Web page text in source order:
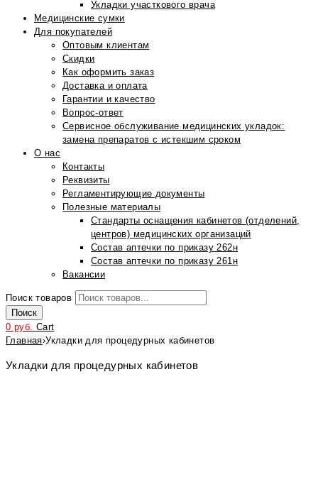
Укладки участкового врача
Медицинские сумки
Для покупателей
Оптовым клиентам
Скидки
Как оформить заказ
Доставка и оплата
Гарантии и качество
Вопрос-ответ
Сервисное обслуживание медицинских укладок:
замена препаратов с истекшим сроком
О нас
Контакты
Реквизиты
Регламентирующие документы
Полезные материалы
Стандарты оснащения кабинетов (отделений,
центров) медицинских организаций
Состав аптечки по приказу 262н
Состав аптечки по приказу 261н
Вакансии
Поиск товаров
Поиск
0 руб. Cart
Главная›Укладки для процедурных кабинетов
Укладки для процедурных кабинетов